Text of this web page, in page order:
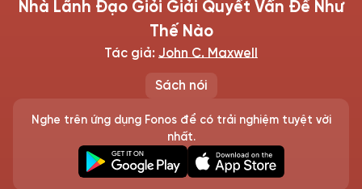
Sách nói
Nhà Lãnh Đạo Giỏi Giải Quyết Vấn Đề Như
Thế Nào
Tác giả: John C. Maxwell
Nghe trên ứng dụng Fonos để có trải nghiệm tuyệt vời
nhất.